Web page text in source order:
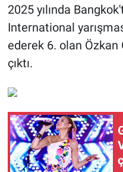
2025 yılında
International
ederek 6. olan
çıktı.